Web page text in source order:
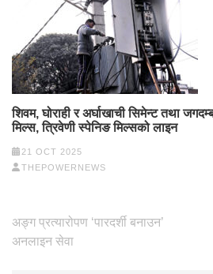
शिवम, घोराही र अर्घाखाची सिमेन्ट तथा
मिल्स, त्रिवेणी स्पेनिङ मिल्सको लाइन
21 OCT 2025
THEPOWERNEWS
Post
navigation
अङ्ग प्रत्यारोपण ‘पारदर्शी बनाउन’
अनलाइन सेवा